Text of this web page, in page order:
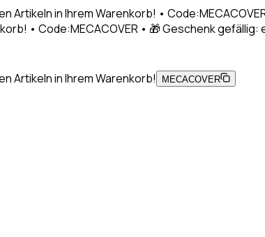
in Ihrem Warenkorb! •
• Code:MECACOVER • 🎁 Geschenk gefällig:
Artikeln in Ihrem Warenkorb! MECACOVER